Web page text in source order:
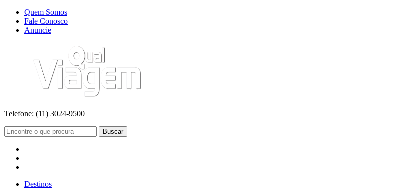
Quem Somos
Fale Conosco
Anuncie
Telefone: (11) 3024-9500
Buscar
Destinos